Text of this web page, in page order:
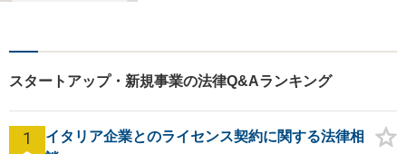
／休日対応可能】公平・公正
な立場から、事件の見通しを
正確に伝えます。お気軽にご
相談ください。
スタートアップ・新規事業の法律Q&Aランキング
1
イタリア企業とのライセンス契約に関する法律相